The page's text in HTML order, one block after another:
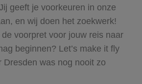
geeft je voorkeuren in onze
en wij doen het zoekwerk!
voorpret voor jouw reis naar
beginnen? Let’s make it fly
Dresden was nog nooit zo